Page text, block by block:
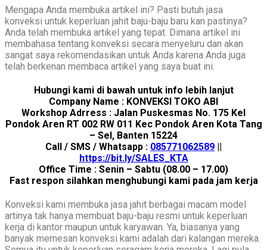
Mengapa Anda membuka artikel ini? Pasti butuh jasa
konveksi untuk keperluan jahit baju-baju baru kan pastinya?
Anda telah membuka artikel yang tepat. Dimana artikel ini
membahasa tentang konveksi secara menyeluru dan akan
sangat saya rekomendasikan untuk Anda karena Anda juga
telah berkenan membaca artikel yang saya buat ini.
Hubungi kami di bawah untuk info lebih lanjut
Company Name : KONVEKSI TOKO ABI
Workshop Adrress : Jalan Puskesmas No. 175 Kel
Pondok Aren RT 002 RW 011 Kec Pondok Aren Kota Tang
– Sel, Banten 15224
Call / SMS / Whatsapp : 085771062589 ||
https://bit.ly/SALES_KTA
Office Time : Senin – Sabtu (08.00 – 17.00)
Fast respon silahkan menghubungi kami pada jam kerja
Konveksi kami membuka jasa jahit berbagai macam model
artinya tak hanya membuat baju-baju resmi untuk keperluan
kerja di kantor maupun untuk karyawan. Ya, biasanya yang
banyak memesan konveksi kami adalah dari kalangan mereka.